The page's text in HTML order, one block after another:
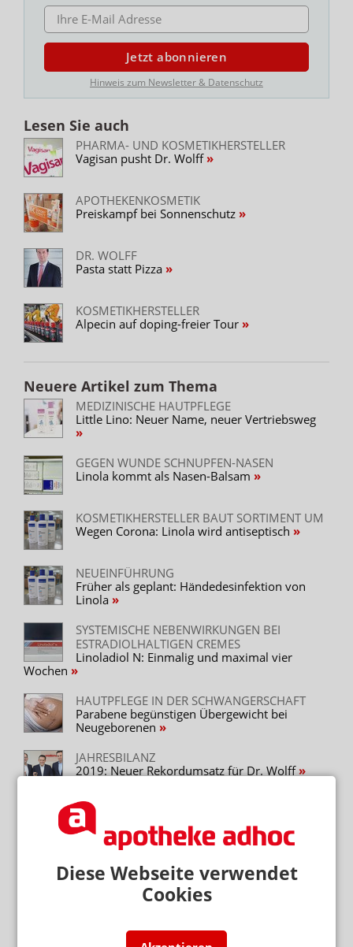
Diese Webseite verwendet
Cookies
E-MAIL ADRESSE
Jetzt abonnieren
Hinweis zum Newsletter & Datenschutz
Lesen Sie auch
PHARMA- UND KOSMETIKHERSTELLER
Vagisan pusht Dr. Wolff
APOTHEKENKOSMETIK
Preiskampf bei Sonnenschutz
DR. WOLFF
Pasta statt Pizza
KOSMETIKHERSTELLER
Alpecin auf doping-freier Tour
Neuere Artikel zum Thema
MEDIZINISCHE HAUTPFLEGE
Little Lino: Neuer Name, neuer Vertriebsweg
GEGEN WUNDE SCHNUPFEN-NASEN
Linola kommt als Nasen-Balsam
KOSMETIKHERSTELLER BAUT SORTIMENT UM
Wegen Corona: Linola wird antiseptisch
NEUEINFÜHRUNG
Früher als geplant: Händedesinfektion von
Linola
SYSTEMISCHE NEBENWIRKUNGEN BEI
ESTRADIOLHALTIGEN CREMES
Linoladiol N: Einmalig und maximal vier
Wochen
HAUTPFLEGE IN DER SCHWANGERSCHAFT
Parabene begünstigen Übergewicht bei
Neugeborenen
JAHRESBILANZ
2019: Neuer Rekordumsatz für Dr. Wolff
Mehr zum Thema
VORSICHT BEI SILYCHRISTIN ODER CHOLIN
Schilddrüse: DGE warnt vor NEM
Milliardendeal: P&G kauft Thorne